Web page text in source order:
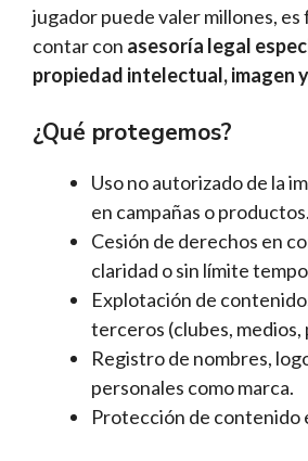
jugador puede valer millones,
contar con asesoría legal
propiedad intelectual, imagen
¿Qué protegemos?
Uso no autorizado de la
en campañas o productos.
Cesión de derechos en
claridad o sin límite
Explotación de
terceros (clubes, medios,
Registro de nombres,
personales como marca.
Protección de contenido